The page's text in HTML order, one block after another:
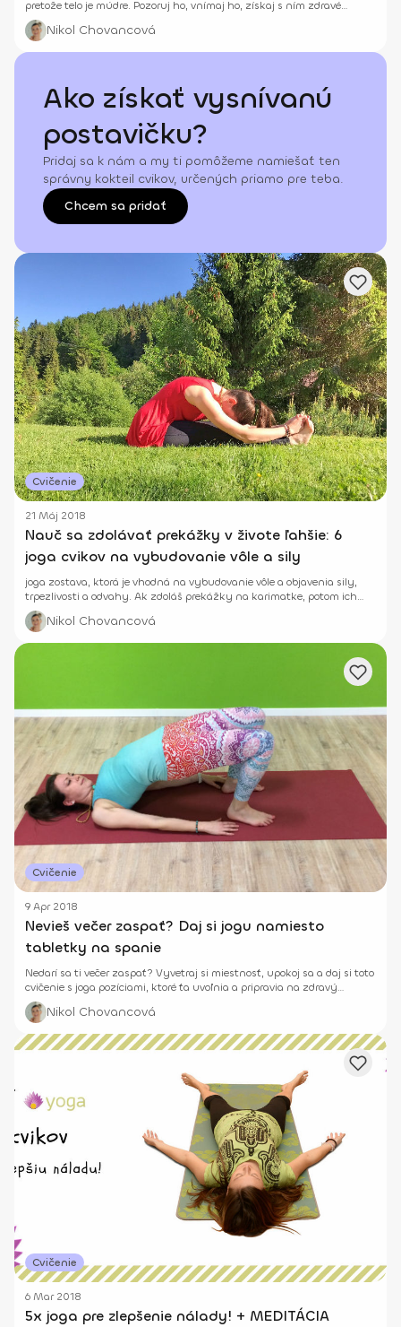
pretože telo je múdre. Pozoruj ho, vnímaj ho, získaj s ním zdravé
spojenie.
Nikol Chovancová
Ako získať vysnívanú
postavičku?
Pridaj sa k nám a my ti pomôžeme namiešať ten
správny kokteil cvikov, určených priamo pre teba.
Chcem sa pridať
Cvičenie
21 Máj 2018
Nauč sa zdolávať prekážky v živote ľahšie: 6
joga cvikov na vybudovanie vôle a sily
joga zostava, ktorá je vhodná na vybudovanie vôle a objavenia sily,
trpezlivosti a odvahy. Ak zdoláš prekážky na karimatke, potom ich
ľahšie zdoláš aj v živote.
Nikol Chovancová
Cvičenie
9 Apr 2018
Nevieš večer zaspať? Daj si jogu namiesto
tabletky na spanie
Nedarí sa ti večer zaspať? Vyvetraj si miestnosť, upokoj sa a daj si toto
cvičenie s joga pozíciami, ktoré ťa uvoľnia a pripravia na zdravý
spánok.
Nikol Chovancová
Cvičenie
6 Mar 2018
5x joga pre zlepšenie nálady! + MEDITÁCIA